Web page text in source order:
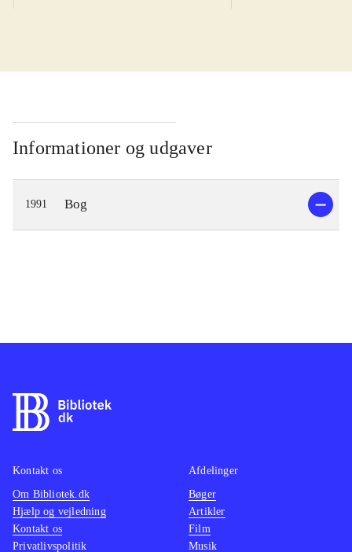
Informationer og udgaver
1991 Bog
Kontakt os
Om Bibliotek.dk
Hjælp og vejledning
Kontakt os
Privatlivspolitik
Afdelinger
Bøger
Artikler
Film
Musik